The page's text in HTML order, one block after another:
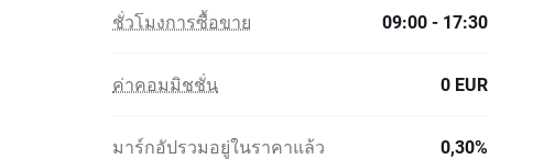
ชั่วโมงการซื้อขาย 09:00 - 17:30
ค่าคอมมิชชั่น 0 EUR
มาร์กอัปรวมอยู่ในราคาแล้ว 0,30%